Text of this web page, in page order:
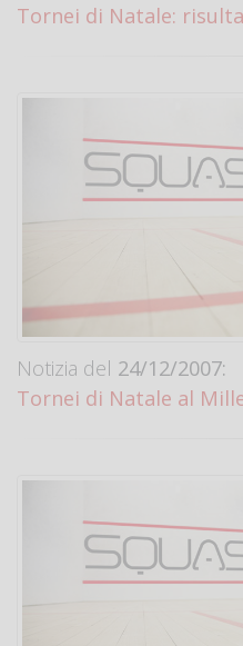
Tornei di Natale:
Notizia del 24/12/2007:
Tornei di Natale al